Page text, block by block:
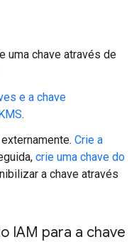
uma chave através de
e a chave
.
Crie a
crie uma chave do
a chave através
IAM para a chave